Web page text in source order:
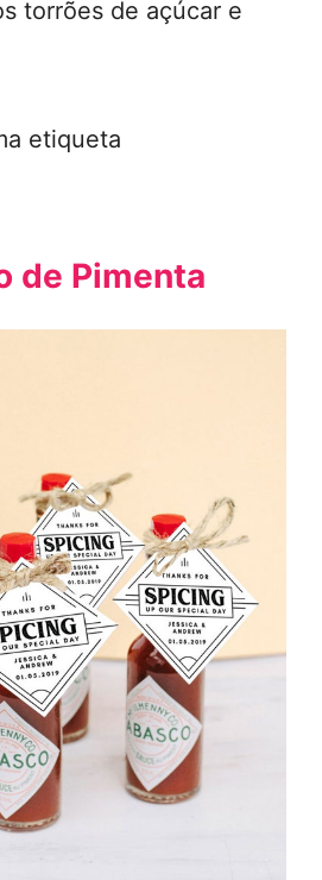
torrões de açúcar e
etiqueta
de Pimenta